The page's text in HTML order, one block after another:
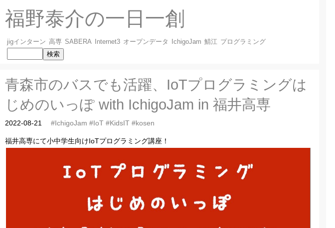
福野泰介の一日一創
jigインターン 高専 SABERA Internet3 オープンデータ IchigoJam 鯖江 プログラミング
青森市のバスでも活躍、IoTプログラミングは
じめのいっぽ with IchigoJam in 福井高専
2022-08-21 #IchigoJam #IoT #KidsIT #kosen
福井高専にて小中学生向けIoTプログラミング講座！